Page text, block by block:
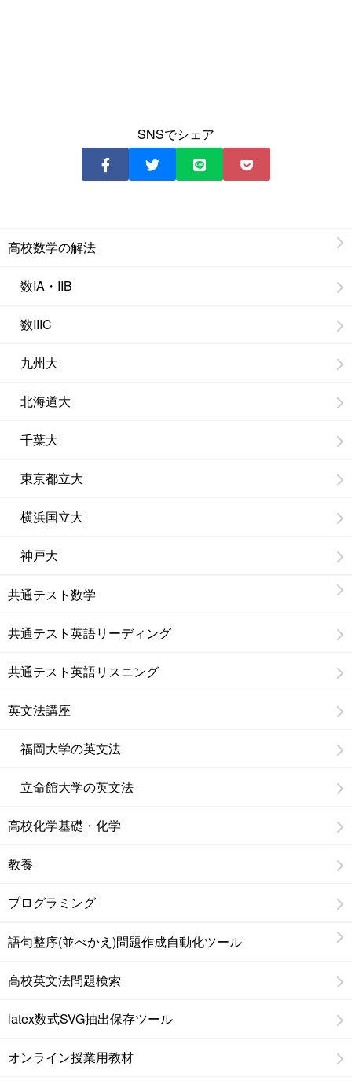
SNSでシェア
高校数学の解法
数IA・IIB
数IIIC
九州大
北海道大
千葉大
東京都立大
横浜国立大
神戸大
共通テスト数学
共通テスト英語リーディング
共通テスト英語リスニング
英文法講座
福岡大学の英文法
立命館大学の英文法
高校化学基礎・化学
教養
プログラミング
語句整序(並べかえ)問題作成自動化ツール
高校英文法問題検索
latex数式SVG抽出保存ツール
オンライン授業用教材